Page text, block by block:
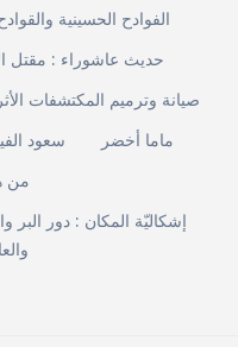
الفوادح الحسينية والقوادح
حديث عاشوراء : مقتل
صيانة وترميم المكتشفات
سعود
ماما أخضر
من
إشكاليّة المكان : دور